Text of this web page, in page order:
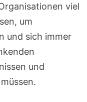
viel
um
und sich immer
und